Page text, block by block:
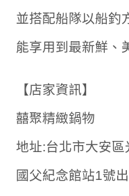
並搭配船隊以船釣
能享用到最新鮮、
【店家資訊】
囍聚精緻鍋物
地址:台北市大安
國父紀念館站1號